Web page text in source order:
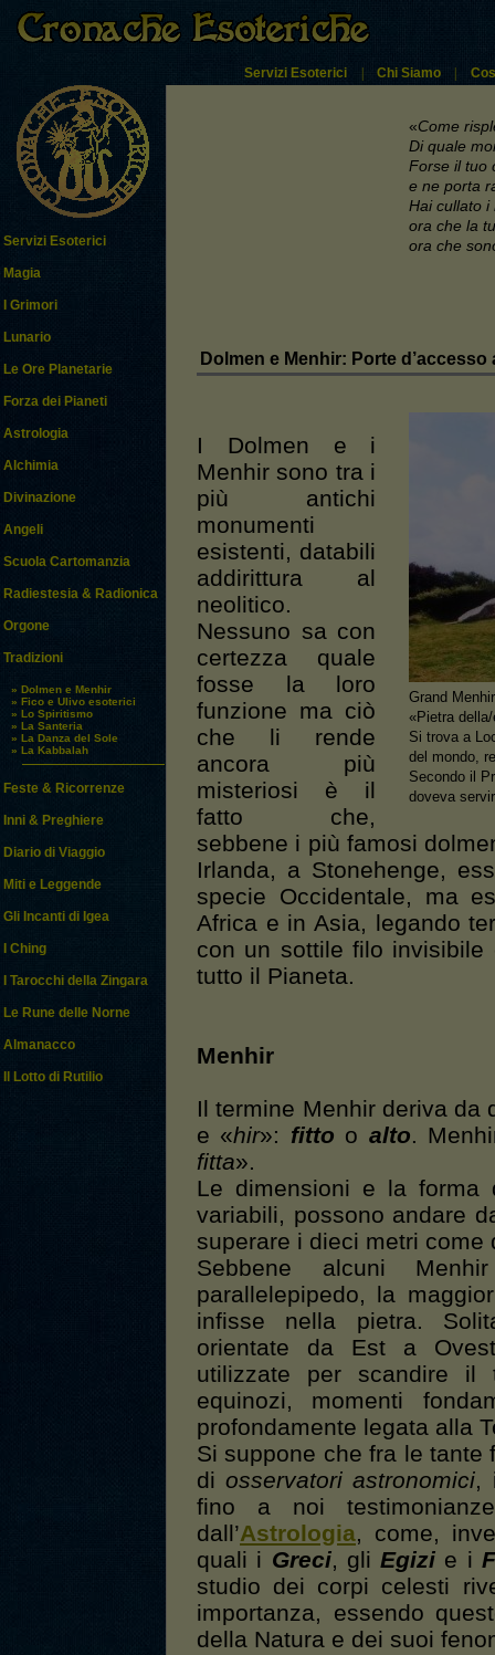
Servizi Esoterici | Chi Siamo |
Servizi Esoterici
Magia
I Grimori
Lunario
Le Ore Planetarie
Forza dei Pianeti
Astrologia
Alchimia
Divinazione
Angeli
Scuola Cartomanzia
Radiestesia & Radionica
Orgone
Tradizioni
» Dolmen e Menhir
» Fico e Ulivo esoterici
» Lo Spiritismo
» La Santeria
» La Danza del Sole
» La Kabbalah
Feste & Ricorrenze
Inni & Preghiere
Diario di Viaggio
Miti e Leggende
Gli Incanti di Igea
I Ching
I Tarocchi della Zingara
Le Rune delle Norne
Almanacco
Il Lotto di Rutilio
«Come
Di quale
Forse il tuo
e ne porta
Hai cullato i
ora che la
ora che
Dolmen e Menhir: Porte
Grand
«Pietra
Si trova a
del mondo,
Secondo il
doveva
I Dolmen e i
Menhir sono tra i
più antichi
monumenti
esistenti, databili
addirittura al
neolitico.
Nessuno sa con
certezza quale
fosse la loro
funzione ma ciò
che li rende
ancora più
misteriosi è il
fatto che,
sebbene i più famosi
Irlanda, a Stonehenge,
specie Occidentale, ma
Africa e in Asia, legando
con un sottile filo
tutto il Pianeta.
Menhir
Il termine Menhir deriva da
e «hir»: fitto o alto.
fitta».
Le dimensioni e la forma
variabili, possono andare
superare i dieci metri
Sebbene alcuni
parallelepipedo, la
infisse nella pietra.
orientate da Est a
utilizzate per scandire
equinozi, momenti
profondamente legata alla
Si suppone che fra le
diosservatori astronomici,
fino a noi
dall’Astrologia, come,
quali i Greci, gliEgizi e i
studio dei corpi celesti
importanza, essendo
della Natura e dei suoi